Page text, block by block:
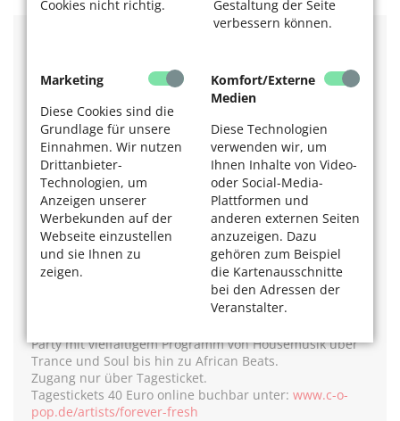
Cookies nicht richtig.
Gestaltung der Seite
verbessern können.
Marketing
Diese Cookies sind die
Grundlage für unsere
Einnahmen. Wir nutzen
Drittanbieter-
Technologien, um
Anzeigen unserer
Werbekunden auf der
Webseite einzustellen
und sie Ihnen zu
zeigen.
Komfort/Externe
Medien
Diese Technologien
verwenden wir, um
Ihnen Inhalte von Video-
oder Social-Media-
Plattformen und
anderen externen Seiten
anzuzeigen. Dazu
gehören zum Beispiel
die Kartenausschnitte
bei den Adressen der
Veranstalter.
c/o pop Festival
Mittwoch, 15. bis Sonntag, 19. April 2026
Es findet an verschiedenen Orten in Ehrenfeld wie
dem Bürgerzentrum Ehrenfeld, Herbrands, Cinenova,
Club Bahnhof Ehrenfeld und vielen anderen statt. Nur
die Eröffnung ist im Schauspiel Köln.
Mittwoch, 15. April, 19.30 Uhr
Eröffnungsshow mit Fuffifufzich
Schauspiel Köln
Samstag, 17. April, 20.15 bis 21.45 Uhr
Party mit vielfältigem Programm von Housemusik über
Trance und Soul bis hin zu African Beats.
Zugang nur über Tagesticket.
Tagestickets 40 Euro online buchbar unter: www.c-o-
pop.de/artists/forever-fresh